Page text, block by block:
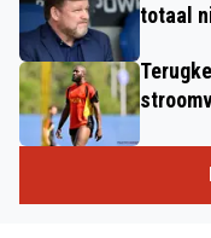
totaal